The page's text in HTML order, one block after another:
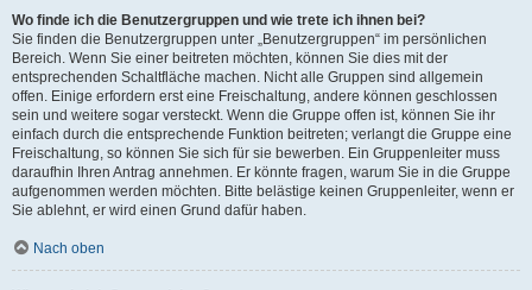
Wo finde ich die Benutzergruppen und wie trete ich ihnen bei?
Sie finden die Benutzergruppen unter „Benutzergruppen“ im persönlichen
Bereich. Wenn Sie einer beitreten möchten, können Sie dies mit der
entsprechenden Schaltfläche machen. Nicht alle Gruppen sind allgemein
offen. Einige erfordern erst eine Freischaltung, andere können geschlossen
sein und weitere sogar versteckt. Wenn die Gruppe offen ist, können Sie ihr
einfach durch die entsprechende Funktion beitreten; verlangt die Gruppe eine
Freischaltung, so können Sie sich für sie bewerben. Ein Gruppenleiter muss
daraufhin Ihren Antrag annehmen. Er könnte fragen, warum Sie in die Gruppe
aufgenommen werden möchten. Bitte belästige keinen Gruppenleiter, wenn er
Sie ablehnt, er wird einen Grund dafür haben.
Nach oben